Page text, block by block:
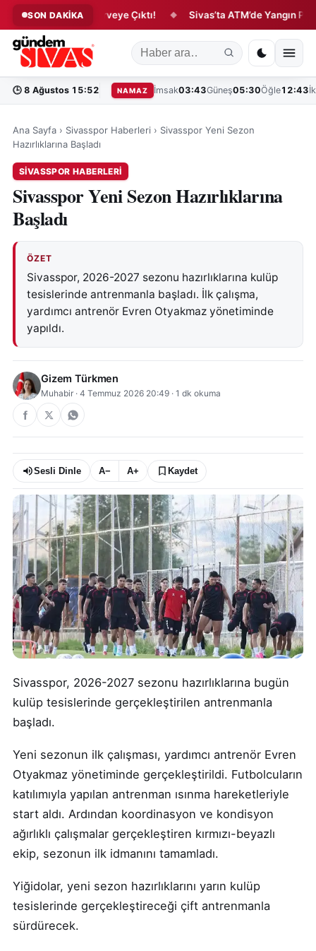
SON DAKİKA
Coşku Zirveye Çıktı! ◆ Sivas’ta ATM’de Yangın Paniği!
🕒 8 Ağustos 15:52 NAMAZ İmsak03:43Güneş05:30Öğle12:43
Ana Sayfa › Sivasspor Haberleri › Sivasspor Yeni Sezon
Hazırlıklarına Başladı
SIVASSPOR HABERLERI
Sivasspor Yeni Sezon Hazırlıklarına
Başladı
ÖZET
Sivasspor, 2026-2027 sezonu hazırlıklarına kulüp
tesislerinde antrenmanla başladı. İlk çalışma,
yardımcı antrenör Evren Otyakmaz yönetiminde
yapıldı.
Gizem Türkmen
Muhabir · 4 Temmuz 2026 20:49 · 1 dk okuma
Sesli Dinle A− A+ Kaydet
Sivasspor, 2026-2027 sezonu hazırlıklarına bugün
kulüp tesislerinde gerçekleştirilen antrenmanla
başladı.
Yeni sezonun ilk çalışması, yardımcı antrenör Evren
Otyakmaz yönetiminde gerçekleştirildi. Futbolcuların
katılımıyla yapılan antrenman ısınma hareketleriyle
start aldı. Ardından koordinasyon ve kondisyon
ağırlıklı çalışmalar gerçekleştiren kırmızı-beyazlı
ekip, sezonun ilk idmanını tamamladı.
Yiğidolar, yeni sezon hazırlıklarını yarın kulüp
tesislerinde gerçekleştireceği çift antrenmanla
sürdürecek.